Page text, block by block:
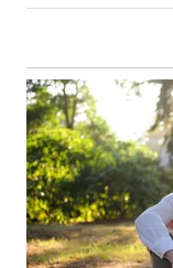
MALUT
WN
DAIRI
WN
DANAU
TOBA
WN